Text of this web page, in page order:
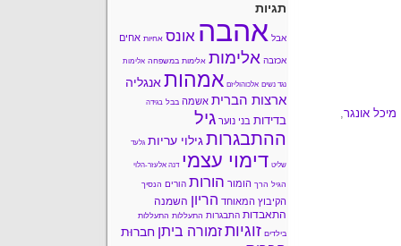
מיכל אונגר,
תגיות
אבל אהבה אונס אחיות אחים
אכזבה אלימות אלימות במשפחה אלימות
נגד נשים אלכוהוליזם אמהותאנגליה
ארצות הברית אשמה בבל בגידה
בדידות בני נוער גיל
ההתבגרות גילוי עריות גלעד
שליט דימוי עצמי דנה אלעזר-הלוי
הגיל הרך הומור הורות הורים הנסיך
הקיבוץ המאוחד הריון השמנה
התאבדות התבגרות התעללות התעללות
בילדים זוגיותזמורה ביתן חברוּת